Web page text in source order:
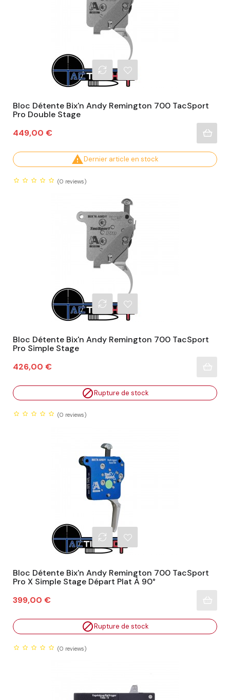
Bloc Détente Bix'n Andy Remington 700 TacSport
Pro Double Stage
Prix
449,00 €
Dernier article en stock
(0 reviews)
Bloc Détente Bix'n Andy Remington 700 TacSport
Pro Simple Stage
Prix
426,00 €
Rupture de stock
(0 reviews)
Bloc Détente Bix'n Andy Remington 700 TacSport
Pro X Simple Stage Départ Plat À 90°
Prix
399,00 €
Rupture de stock
(0 reviews)